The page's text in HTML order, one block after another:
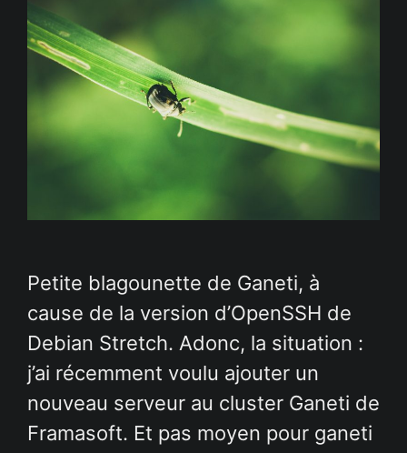
Petite blagounette de Ganeti, à
cause de la version d’OpenSSH de
Debian Stretch. Adonc, la situation :
j’ai récemment voulu ajouter un
nouveau serveur au cluster Ganeti de
Framasoft. Et pas moyen pour ganeti